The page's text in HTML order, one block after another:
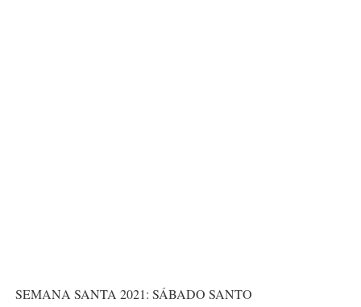
SEMANA SANTA 2021: SÁBADO SANTO